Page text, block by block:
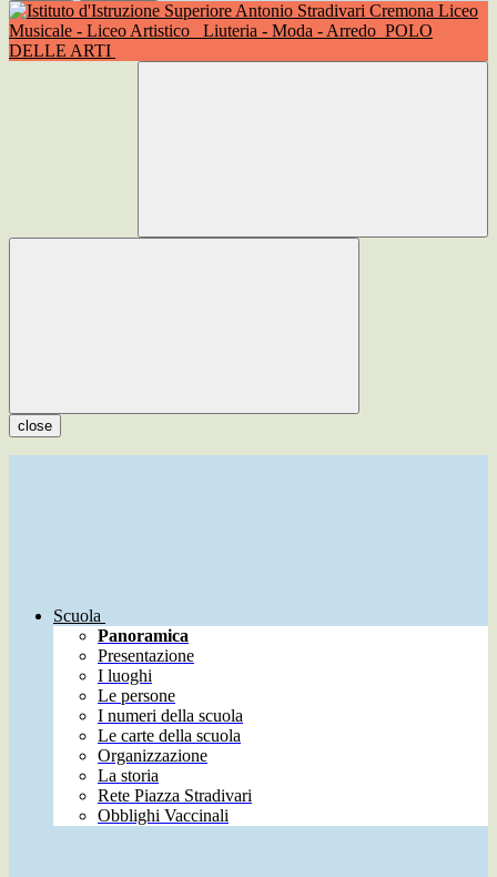
Liceo
Musicale - Liceo Artistico
Liuteria - Moda - Arredo POLO
DELLE ARTI
close
Scuola
Panoramica
Presentazione
I luoghi
Le persone
I numeri della scuola
Le carte della scuola
Organizzazione
La storia
Rete Piazza Stradivari
Obblighi Vaccinali